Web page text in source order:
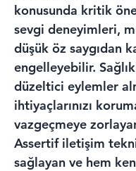
konusunda kritik
sevgi deneyimleri,
düşük öz saygıdan
engelleyebilir.
düzeltici eylemler
ihtiyaçlarınızı
vazgeçmeye
Assertif iletişim
sağlayan ve hem